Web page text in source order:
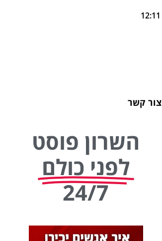
צור קשר
השרון פוסט
לפני כולם
24/7